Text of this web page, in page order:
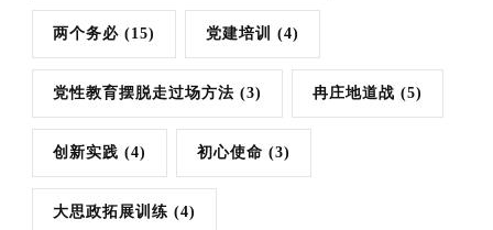
两个务必 (15) 党建培训 (4)
党性教育摆脱走过场方法 (3) 冉庄地道战 (5)
创新实践 (4) 初心使命 (3)
大思政拓展训练 (4)